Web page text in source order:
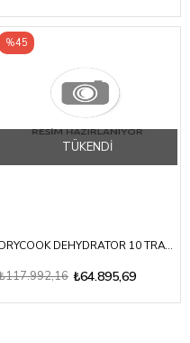
TÜKENDI
DRYCOOK DEHYDRATOR 10 TRAYS
₺64.895,69
%45